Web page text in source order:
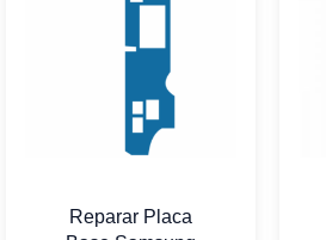
Reparar Placa